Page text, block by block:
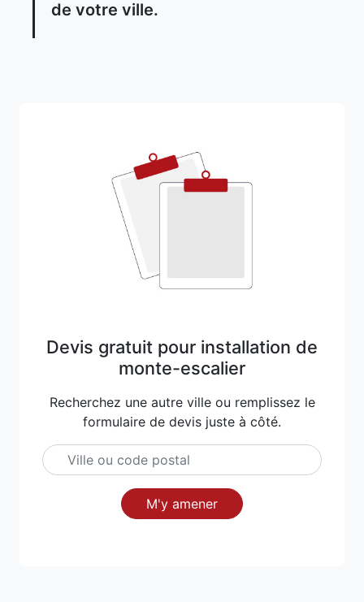
de votre ville.
Devis gratuit pour installation de
monte-escalier
Recherchez une autre ville ou remplissez le
formulaire de devis juste à côté.
M'y amener